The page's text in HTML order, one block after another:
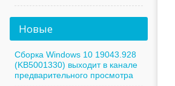
Новые
Сборка Windows 10 19043.928
(KB5001330) выходит в канале
предварительного просмотра